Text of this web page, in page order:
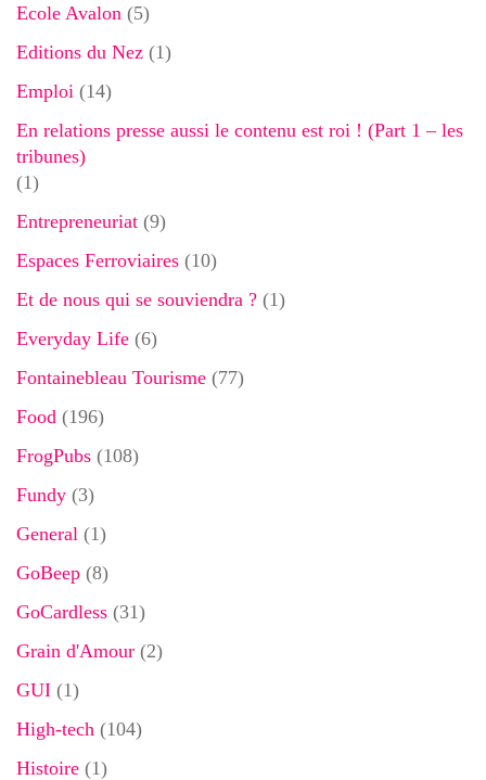
Ecole Avalon (5)
Editions du Nez (1)
Emploi (14)
En relations presse aussi le contenu est roi ! (Part 1 – les
tribunes)
(1)
Entrepreneuriat (9)
Espaces Ferroviaires (10)
Et de nous qui se souviendra ? (1)
Everyday Life (6)
Fontainebleau Tourisme (77)
Food (196)
FrogPubs (108)
Fundy (3)
General (1)
GoBeep (8)
GoCardless (31)
Grain d'Amour (2)
GUI (1)
High-tech (104)
Histoire (1)